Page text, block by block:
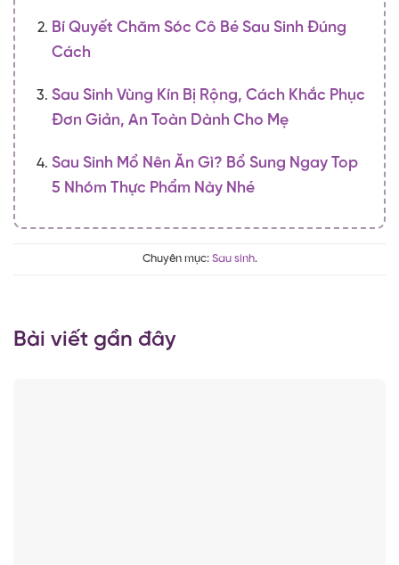
Bí Quyết Chăm Sóc Cô Bé Sau Sinh Đúng
Cách
Sau Sinh Vùng Kín Bị Rộng, Cách Khắc Phục
Đơn Giản, An Toàn Dành Cho Mẹ
Sau Sinh Mổ Nên Ăn Gì? Bổ Sung Ngay Top
5 Nhóm Thực Phẩm Này Nhé
Chuyên mục: Sau sinh.
Bài viết gần đây